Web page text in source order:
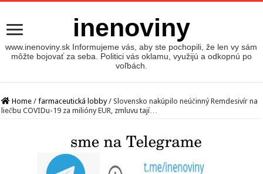
inenoviny
www.inenoviny.sk Informujeme vás, aby ste pochopili, že len vy sám
môžte bojovať za seba. Politici vás oklamu, využijú a odkopnú po
voľbách.
Home / farmaceutická lobby / Slovensko nakúpilo neúčinný Remdesivír na
liečbu COVIDu-19 za milióny EUR, zmluvu tají…